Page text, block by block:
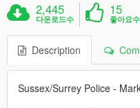
2,445
다운로드수
15
좋아요수
Description
Sussex/Surrey Police -